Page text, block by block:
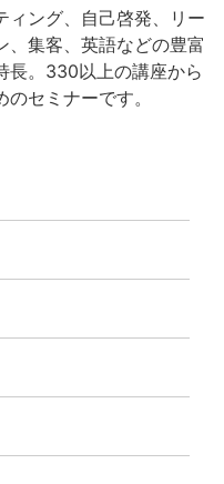
ィング、自己啓発、リー
、集客、英語などの豊富
長。330以上の講座から
セミナーです。